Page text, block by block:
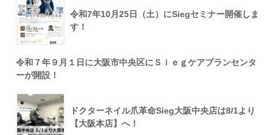
令和7年10月25日（土）にSiegセミナー開催しま
す！
令和７年９月１日に大阪市中央区にＳｉｅｇケアプランセンタ
ーが開設！
ドクターネイル爪革命Sieg大阪中央店は8/1より
【大阪本店】へ！